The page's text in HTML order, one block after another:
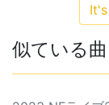
似ている曲